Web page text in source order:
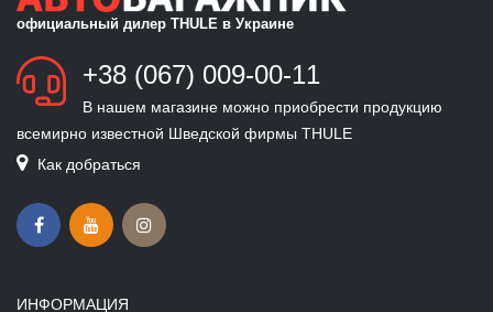
официальный дилер THULE в Украине
+38 (067) 009-00-11
В нашем магазине можно приобрести продукцию
всемирно известной Шведской фирмы THULE
Как добраться
ИНФОРМАЦИЯ